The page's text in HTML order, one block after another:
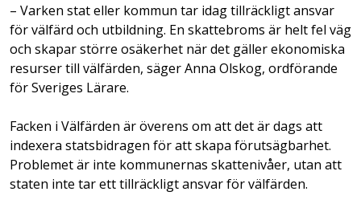
– Varken stat eller kommun tar idag tillräckligt ansvar
för välfärd och utbildning. En skattebroms är helt fel väg
och skapar större osäkerhet när det gäller ekonomiska
resurser till välfärden, säger Anna Olskog, ordförande
för Sveriges Lärare.
Facken i Välfärden är överens om att det är dags att
indexera statsbidragen för att skapa förutsägbarhet.
Problemet är inte kommunernas skattenivåer, utan att
staten inte tar ett tillräckligt ansvar för välfärden.